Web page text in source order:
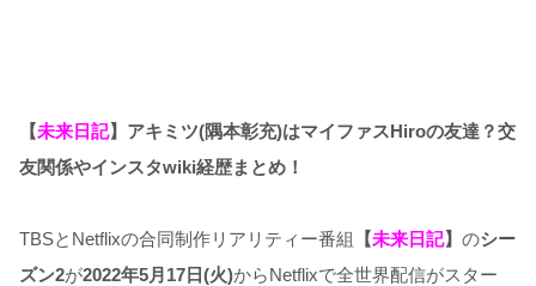
【未来日記】アキミツ(隅本彰充)はマイファスHiroの友達？交
友関係やインスタwiki経歴まとめ！
TBSとNetflixの合同制作リアリティー番組 【未来日記】 のシー
ズン2が2022年5月17日(火)からNetflixで全世界配信がスター